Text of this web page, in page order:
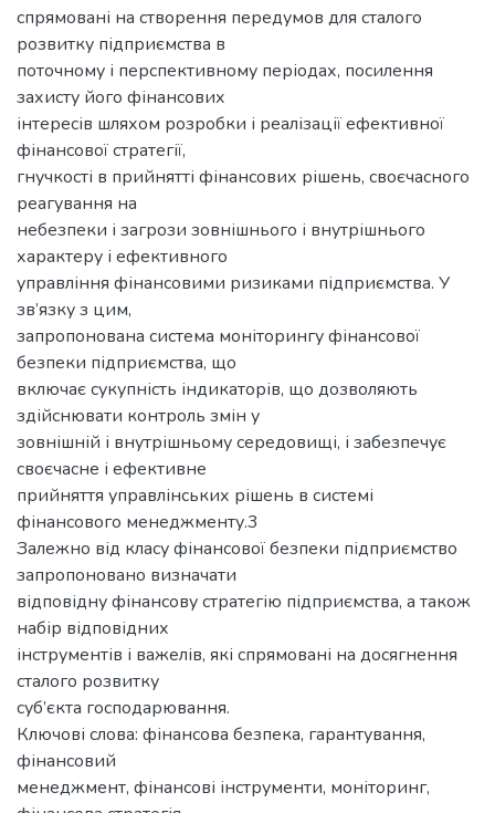
спрямовані на створення передумов для сталого
розвитку підприємства в
поточному і перспективному періодах, посилення
захисту його фінансових
інтересів шляхом розробки і реалізації ефективної
фінансової стратегії,
гнучкості в прийнятті фінансових рішень, своєчасного
реагування на
небезпеки і загрози зовнішнього і внутрішнього
характеру і ефективного
управління фінансовими ризиками підприємства. У
зв’язку з цим,
запропонована система моніторингу фінансової
безпеки підприємства, що
включає сукупність індикаторів, що дозволяють
здійснювати контроль змін у
зовнішній і внутрішньому середовищі, і забезпечує
своєчасне і ефективне
прийняття управлінських рішень в системі
фінансового менеджменту.3
Залежно від класу фінансової безпеки підприємство
запропоновано визначати
відповідну фінансову стратегію підприємства, а також
набір відповідних
інструментів і важелів, які спрямовані на досягнення
сталого розвитку
суб’єкта господарювання.
Ключові слова: фінансова безпека, гарантування,
фінансовий
менеджмент, фінансові інструменти, моніторинг,